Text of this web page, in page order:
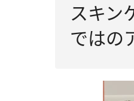
スキン
ではの